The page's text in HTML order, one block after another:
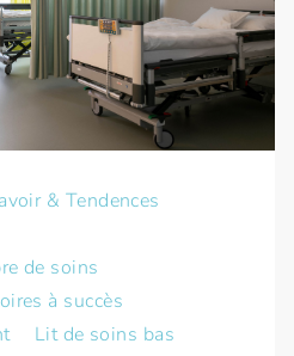
& Tendences
de soins
à succès
Lit de soins bas